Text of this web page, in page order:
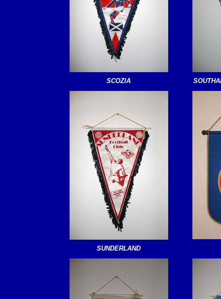
SCOZIA
SUNDERLAND